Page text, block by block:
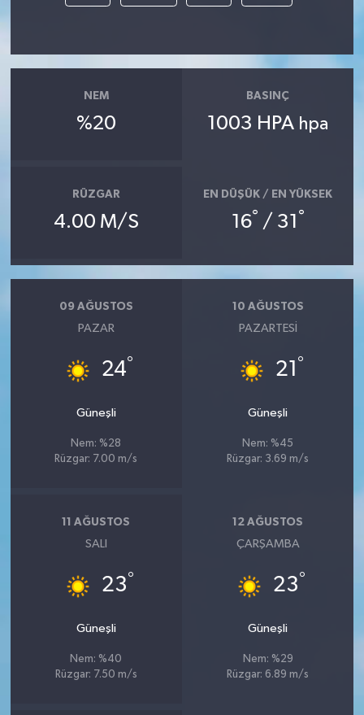
NEM
%20
BASINÇ
1003 HPA hpa
RÜZGAR
4.00 M/S
EN DÜŞÜK / EN YÜKSEK
16° / 31 °
09 AĞUSTOS
PAZAR
24°
Güneşli
Nem: %28
Rüzgar: 7.00 m/s
10 AĞUSTOS
PAZARTESI
21 °
Güneşli
Nem: %45
Rüzgar: 3.69 m/s
11 AĞUSTOS
SALI
23°
Güneşli
Nem: %40
Rüzgar: 7.50 m/s
12 AĞUSTOS
ÇARŞAMBA
23°
Güneşli
Nem: %29
Rüzgar: 6.89 m/s